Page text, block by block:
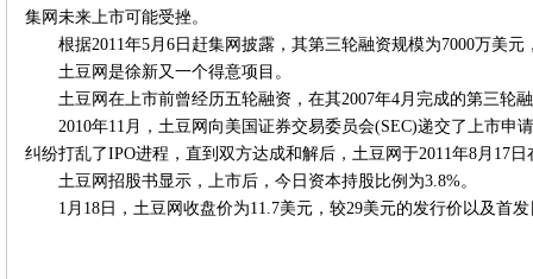
集网未来上市可能受挫。
根据2011年5月6日赶集网披露，其第三轮融资规模为7000万美
土豆网是徐新又一个得意项目。
土豆网在上市前曾经历五轮融资，在其2007年4月完成的第三轮
2010年11月，土豆网向美国证券交易委员会(SEC)递交了上市申
纠纷打乱了IPO进程，直到双方达成和解后，土豆网于2011年8月17
土豆网招股书显示，上市后，今日资本持股比例为3.8%。
1月18日，土豆网收盘价为11.7美元，较29美元的发行价以及首